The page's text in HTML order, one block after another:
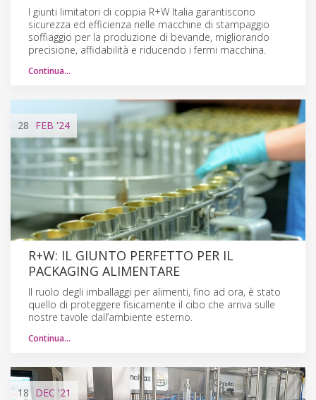
I giunti limitatori di coppia R+W Italia garantiscono
sicurezza ed efficienza nelle macchine di stampaggio
soffiaggio per la produzione di bevande, migliorando
precisione, affidabilità e riducendo i fermi macchina.
Continua…
28 FEB '24
R+W: IL GIUNTO PERFETTO PER IL
PACKAGING ALIMENTARE
Il ruolo degli imballaggi per alimenti, fino ad ora, è stato
quello di proteggere fisicamente il cibo che arriva sulle
nostre tavole dall’ambiente esterno.
Continua…
18 DEC '21